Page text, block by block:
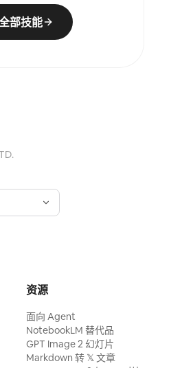
部技能
资源
面向 Agent
NotebookLM 替代品
GPT Image 2 幻灯片
Markdown 转 𝕏 文章